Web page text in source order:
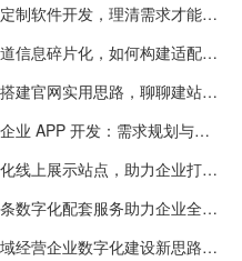
软件开发，理清需求才能提升数字化落地效率
息碎片化，如何构建适配 AI 检索的品牌信息源
官网实用思路，聊聊建站容易忽视的问题
APP 开发：需求规划与项目落地避坑经验分享
上展示站点，助力企业打通线上经营渠道
字化配套服务助力企业全域线上经营
业数字化建设新思路：多端载体与地域检索一体化落地思路分享